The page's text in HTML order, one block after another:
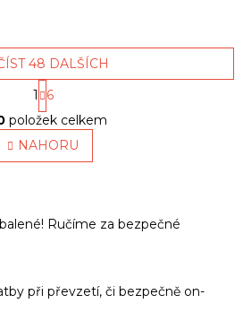
jemného liehu a...
O
v
l
á
í
v
k
48 DALŠÍCH
S
t
r
á
n
k
n
1
6
položek celkem
NAHORU
Ručíme za bezpečné
při převzetí, či bezpečně on-